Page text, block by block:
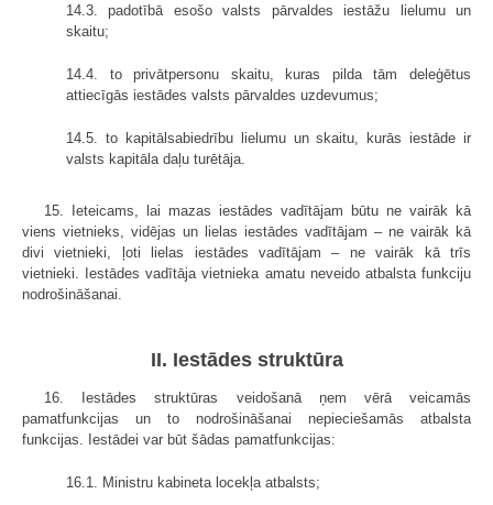
14.3. padotībā esošo valsts pārvaldes iestāžu lielumu un
skaitu;
14.4. to privātpersonu skaitu, kuras pilda tām deleģētus
attiecīgās iestādes valsts pārvaldes uzdevumus;
14.5. to kapitālsabiedrību lielumu un skaitu, kurās iestāde ir
valsts kapitāla daļu turētāja.
15. Ieteicams, lai mazas iestādes vadītājam būtu ne vairāk kā
viens vietnieks, vidējas un lielas iestādes vadītājam – ne vairāk kā
divi vietnieki, ļoti lielas iestādes vadītājam – ne vairāk kā trīs
vietnieki. Iestādes vadītāja vietnieka amatu neveido atbalsta funkciju
nodrošināšanai.
II. Iestādes struktūra
16. Iestādes struktūras veidošanā ņem vērā veicamās
pamatfunkcijas un to nodrošināšanai nepieciešamās atbalsta
funkcijas. Iestādei var būt šādas pamatfunkcijas:
16.1. Ministru kabineta locekļa atbalsts;